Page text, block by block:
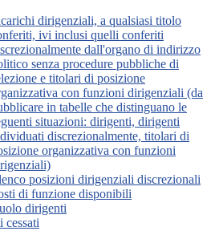
dirigenziali, a qualsiasi titolo
ivi inclusi quelli conferiti
dall'organo di indirizzo
senza procedure pubbliche di
e titolari di posizione
con funzioni dirigenziali (da
in tabelle che distinguano le
situazioni: dirigenti, dirigenti
discrezionalmente, titolari di
organizzativa con funzioni
posizioni dirigenziali discrezionali
di funzione disponibili
dirigenti
cessati